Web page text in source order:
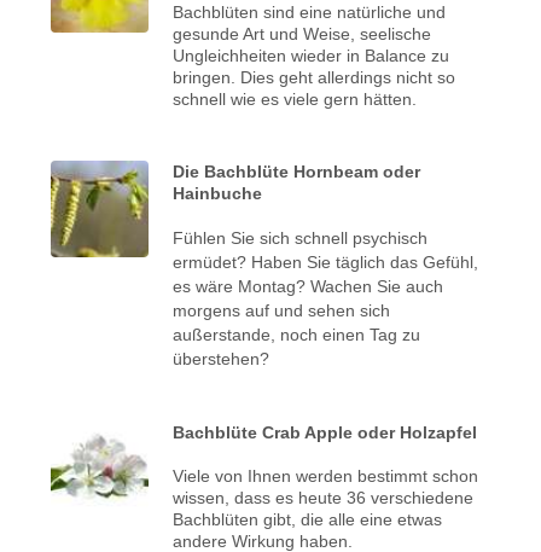
Bachblüten sind eine natürliche und
gesunde Art und Weise, seelische
Ungleichheiten wieder in Balance zu
bringen. Dies geht allerdings nicht so
schnell wie es viele gern hätten.
Die Bachblüte Hornbeam oder
Hainbuche
Fühlen Sie sich schnell psychisch
ermüdet? Haben Sie täglich das Gefühl,
es wäre Montag? Wachen Sie auch
morgens auf und sehen sich
außerstande, noch einen Tag zu
überstehen?
Bachblüte Crab Apple oder Holzapfel
Viele von Ihnen werden bestimmt schon
wissen, dass es heute 36 verschiedene
Bachblüten gibt, die alle eine etwas
andere Wirkung haben.